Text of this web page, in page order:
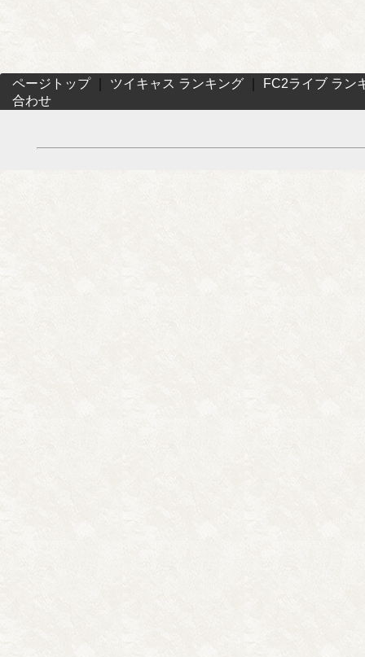
ページトップ｜ ツイキャス ランキング
FC2ライブ ラン
合わせ